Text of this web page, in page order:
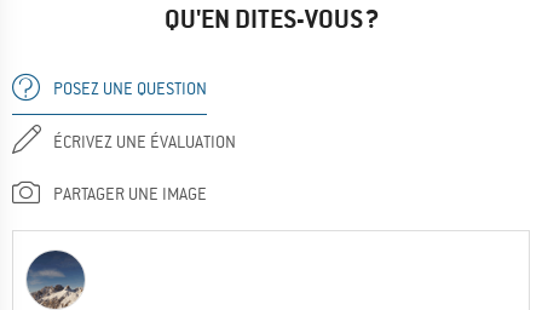
QU'EN DITES-VOUS ?
POSEZ UNE QUESTION
ÉCRIVEZ UNE ÉVALUATION
PARTAGER UNE IMAGE